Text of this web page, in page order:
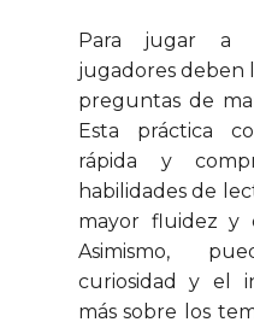
Para jugar a
jugadores deben
preguntas de
Esta práctica
rápida y
habilidades de
mayor fluidez y
Asimismo,
curiosidad y el
más sobre los